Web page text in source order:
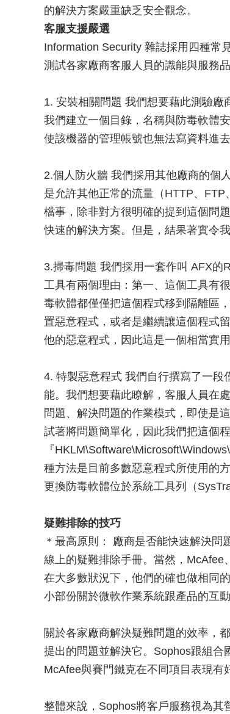
的解決方案嚴重缺乏安全觀念。
客服支援嚴選
Information Security 雜誌採用四種常
測試各家廠商客服人員的識能與服務
1. 安裝相關問題 我們想要藉此測驗廠
我們建立一個目錄，名稱與防毒軟體
使該機器的管理帳號也無法寫資料進
2.個人防火牆 我們採用其他廠商的個
是允許其他正常的流量（HTTP、
檔事，除非對方很明確的提到這個問
快速的解決方案。但是，結果著實令
3.掃毒問題 我們採用一套作叫 AFX的
工具有兩個理由：第一、這個工具有
毒軟體都僅僅把這個程式移到隔離區
置惡意程式，或者是繼續讓這個程式
他的惡意程式，因此這是一個相當實用
4. 特製惡意程式 我們自行撰寫了一段
能。我們想要藉此瞭解，客服人員在
問題、解決問題的作業模式，即使是
試著將問題簡單化，因此我們把這個
『
種方法是目前多數惡意程式所使用的
更換防毒軟體位於系統工具列（
疑難排除的技巧
＊最高原則： 廠商是否能快速解決
線上的疑難排除手冊。當然，McAfee
在大多數狀況下，他們的確也做相同
小部份關於微軟作業系統跟產品的互動
關於各家廠商解決疑難問題的效率，
提出的問題並解決它。Sophos跟組合
McAfee與賽門鐵克在不同項目表現有
整體來說，Sophos將客戶服務視為